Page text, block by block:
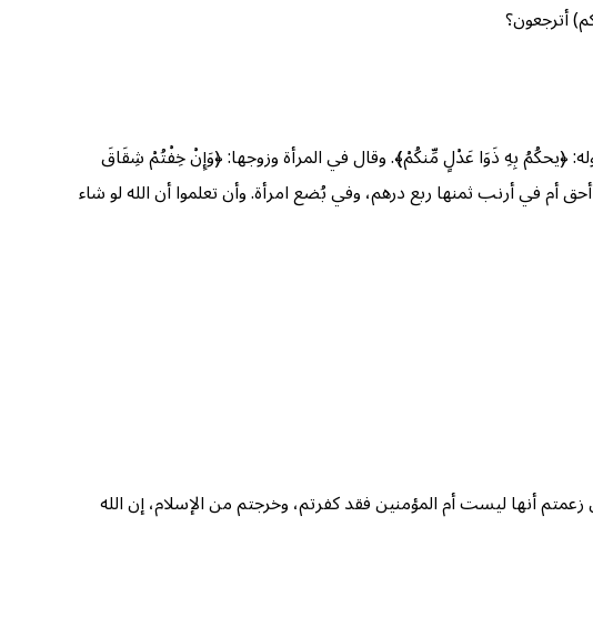
أترجعون؟
﴿يحكُمُ بِهِ ذَوَا عَدْلٍ مِّنكُمْ﴾. وقال في المرأة وزوجها: ﴿وَإِنْ خِفْتُمْ شِقَاقَ
أم في أرنب ثمنها ربع درهم، وفي بُضع امرأة. وأن تعلموا أن الله لو شاء
أنها ليست أم المؤمنين فقد كفرتم، وخرجتم من الإسلام، إن الله